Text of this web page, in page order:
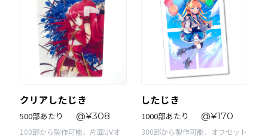
クリアしたじき
500部あたり @¥308
100部から製作可能、片面UVオ
したじき
1000部あたり @¥170
300部から製作可能、オフセット